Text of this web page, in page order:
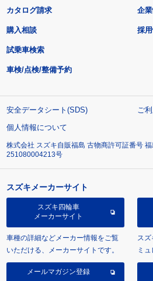
カタログ請求
購入相談
試乗車検索
車検/点検/整備予約
企
採
安全データシート(SDS)
ご
個人情報について
株式会社 スズキ自販福島 古物商許可証番号
251080004213号
スズキメーカーサイト
スズキ四輪車
メーカーサイト
車種の詳細などメーカー情報をご覧
いただける、メーカーサイトです。
ス
ミ
メールマガジン登録